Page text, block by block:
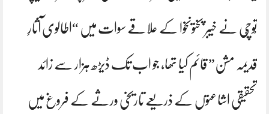
تُوچّی نے خیبر پختونخوا کے علاقے سوات میں “اطالوی آثارِ
قدیمہ مشن” قائم کیا تھا، جو اب تک ڈیڑھ ہزار سے زائد
تحقیقی اشاعتوں کے ذریعے تاریخی ورثے کے فروغ میں